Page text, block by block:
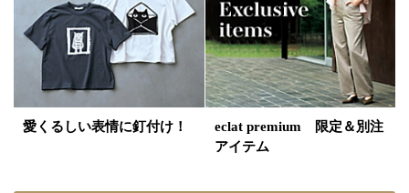
愛くるしい表情に釘付け！
eclat premium 限定＆別注
アイテム